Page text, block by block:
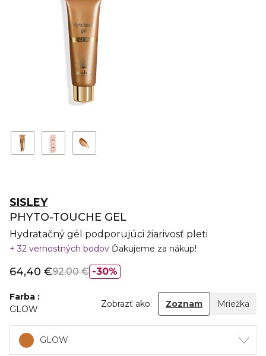
SISLEY
PHYTO-TOUCHE GEL
Hydratačný gél podporujúci žiarivosť pleti
32 vernostných bodov Ďakujeme za nákup!
30%
64,40 €92,00 €
Farba
GLOW
Zobrazť ako: Zoznam Mriežka
GLOW